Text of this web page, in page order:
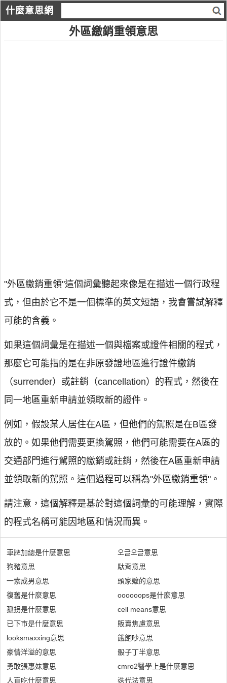
什麼意思網
外區繳銷重領意思
"外區繳銷重領"這個詞彙聽起來像是在描述一個行政程
式，但由於它不是一個標準的英文短語，我會嘗試解釋
可能的含義。
如果這個詞彙是在描述一個與檔案或證件相關的程式，
那麼它可能指的是在非原發證地區進行證件繳銷
（surrender）或註銷（cancellation）的程式，然後在
同一地區重新申請並領取新的證件。
例如，假設某人居住在A區，但他們的駕照是在B區發
放的。如果他們需要更換駕照，他們可能需要在A區的
交通部門進行駕照的繳銷或註銷，然後在A區重新申請
並領取新的駕照。這個過程可以稱為"外區繳銷重領"。
請注意，這個解釋是基於對這個詞彙的可能理解，實際
的程式名稱可能因地區和情況而異。
車牌加總是什麼意思
狗豬意思
一索成男意思
復舊是什麼意思
孤拐是什麼意思
已下市是什麼意思
looksmaxxing意思
豪情洋溢的意思
勇敢張惠妹意思
人直吃什麼意思
오글오글意思
馱背意思
頭家嬤的意思
oooooops是什麼意思
cell means意思
販賣焦慮意思
餓飽吵意思
骰子丁半意思
cmro2醫學上是什麼意思
迭代法意思